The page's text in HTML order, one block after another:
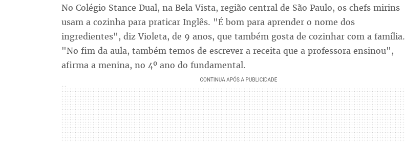
No Colégio Stance Dual, na Bela Vista, região central de São Paulo, os chefs mirins
usam a cozinha para praticar Inglês. "É bom para aprender o nome dos
ingredientes", diz Violeta, de 9 anos, que também gosta de cozinhar com a família.
"No fim da aula, também temos de escrever a receita que a professora ensinou",
afirma a menina, no 4º ano do fundamental.